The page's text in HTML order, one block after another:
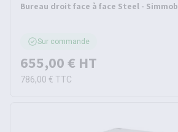
Bureau droit face à face Steel - Simmob
Sur commande
655,00 € HT
786,00 € TTC